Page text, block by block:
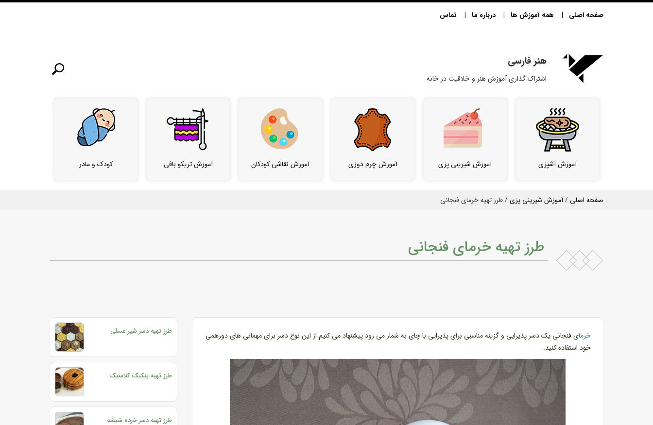
صفحه اصلی همه آموزش ها درباره ما تماس
هنر فارسی
اشتراک گذاری آموزش هنر و خلاقیت در خانه
آموزش آشپزی آموزش شیرینی پزی آموزش چرم دوزی آموزش نقاشی کودکان آموزش تریکو بافی کودک و مادر
صفحه اصلی /آموزش شیرینی پزی/ طرز تهیه خرمای فنجانی
طرز تهیه خرمای فنجانی
خرمای فنجانی یک دسر پذیرایی و گزینه مناسبی برای پذیرایی با چای به شمار می رود پیشنهاد می کنیم از این نوع دسر برای مهمانی های دورهمی
خود استفاده کنید.
طرز تهیه دسر شیر عسلی
طرز تهیه پنکیک کلاسیک
طرز تهیه دسر خرده شیشه